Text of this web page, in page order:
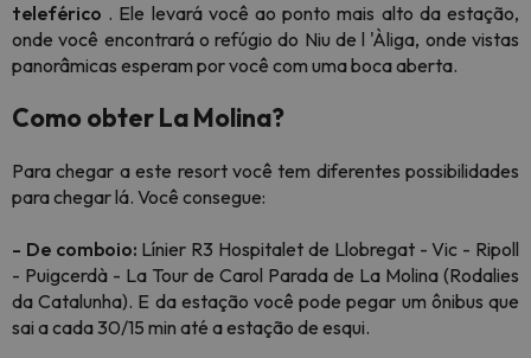
teleférico . Ele levará você ao ponto mais alto da estação,
onde você encontrará o refúgio do Niu de l 'Àliga, onde vistas
panorâmicas esperam por você com uma boca aberta.
Como obter La Molina?
Para chegar a este resort você tem diferentes possibilidades
para chegar lá. Você consegue:
- De comboio: Línier R3 Hospitalet de Llobregat - Vic - Ripoll
- Puigcerdà - La Tour de Carol Parada de La Molina (Rodalies
da Catalunha). E da estação você pode pegar um ônibus que
sai a cada 30/15 min até a estação de esqui.